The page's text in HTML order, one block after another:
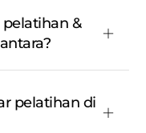
&
pelatihan di